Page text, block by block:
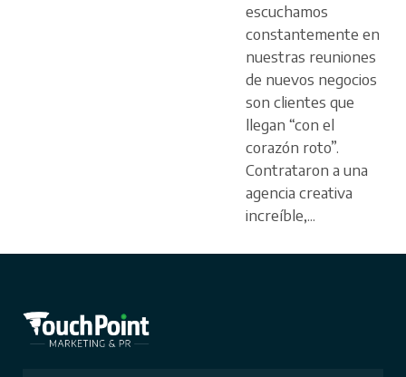
escuchamos
constantemente en
nuestras reuniones
de nuevos negocios
son clientes que
llegan “con el
corazón roto”.
Contrataron a una
agencia creativa
increíble,...